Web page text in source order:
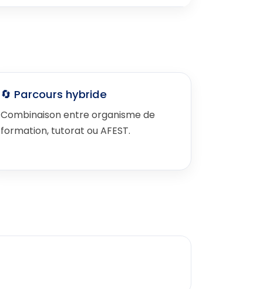
🔄 Parcours hybride
Combinaison entre organisme de
formation, tutorat ou AFEST.